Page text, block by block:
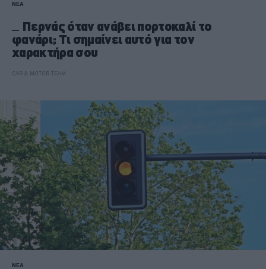
ΝΕΑ
Περνάς όταν ανάβει πορτοκαλί το
φανάρι; Τι σημαίνει αυτό για τον
χαρακτήρα σου
CAR & MOTOR TEAM
ΝΕΑ